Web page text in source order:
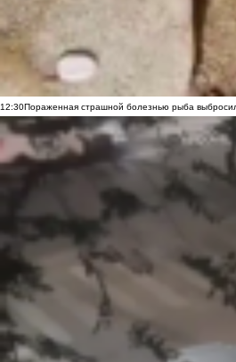
12:30Пораженная страшной болезнью рыба